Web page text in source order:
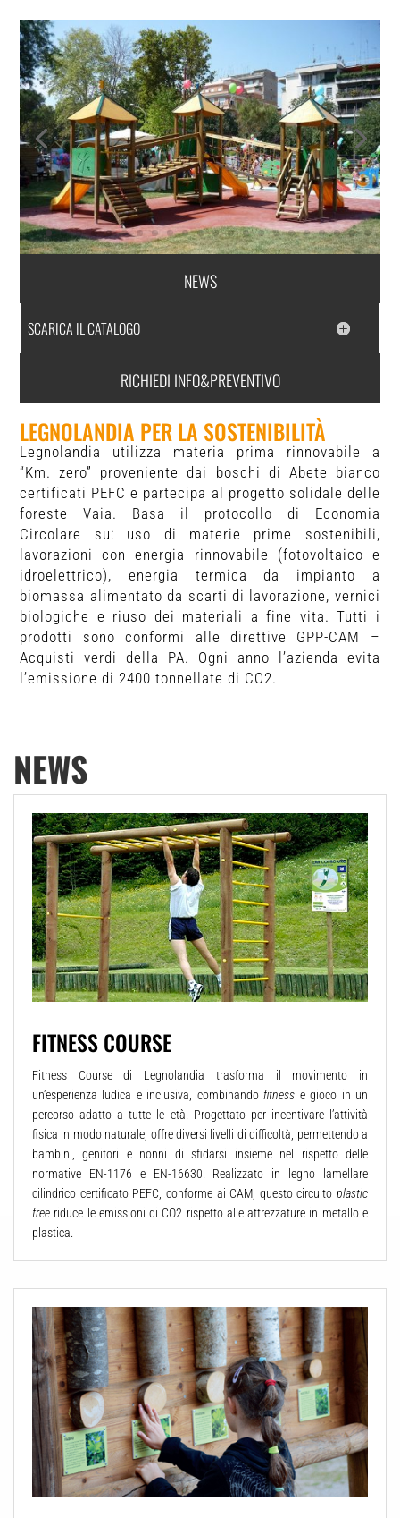
NEWS
SCARICA IL CATALOGO
RICHIEDI INFO&PREVENTIVO
LEGNOLANDIA PER LA SOSTENIBILITÀ
Legnolandia utilizza materia prima rinnovabile a
“Km. zero” proveniente dai boschi di Abete bianco
certificati PEFC e partecipa al progetto solidale delle
foreste Vaia. Basa il protocollo di Economia
Circolare su: uso di materie prime sostenibili,
lavorazioni con energia rinnovabile (fotovoltaico e
idroelettrico), energia termica da impianto a
biomassa alimentato da scarti di lavorazione, vernici
biologiche e riuso dei materiali a fine vita. Tutti i
prodotti sono conformi alle direttive GPP-CAM –
Acquisti verdi della PA. Ogni anno l’azienda evita
l’emissione di 2400 tonnellate di CO2.
NEWS
FITNESS COURSE
Fitness Course di Legnolandia trasforma il movimento in
un’esperienza ludica e inclusiva, combinandofitness e gioco in un
percorso adatto a tutte le età. Progettato per incentivare l’attività
fisica in modo naturale, offre diversi livelli di difficoltà, permettendo a
bambini, genitori e nonni di sfidarsi insieme nel rispetto delle
normative EN-1176 e EN-16630. Realizzato in legno lamellare
cilindrico certificato PEFC, conforme ai CAM, questo circuito plastic
free riduce le emissioni di CO2 rispetto alle attrezzature in metallo e
plastica.